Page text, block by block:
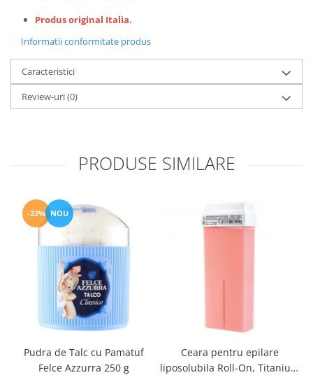
Produs original Italia.
Informatii conformitate produs
Caracteristici
Review-uri(0)
PRODUSE SIMILARE
-22% NOU
Pudra de Talc cu Pamatuf
Felce Azzurra 250 g
Ceara pentru epilare
liposolubila Roll-On, Titanium